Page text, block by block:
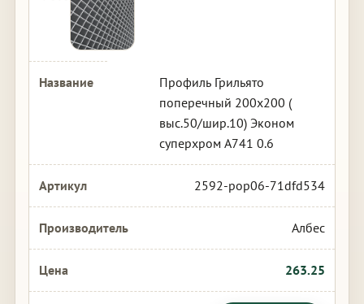
Профиль Грильято
поперечный 200х200 (
выс.50/шир.10) Эконом
суперхром А741 0.6
2592-pop06-71dfd534
Албес
263.25